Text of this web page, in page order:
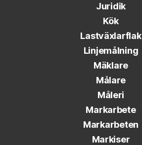
Juridik
Kök
Lastväxlarflak
Linjemålning
Mäklare
Målare
Måleri
Markarbete
Markarbeten
Markiser